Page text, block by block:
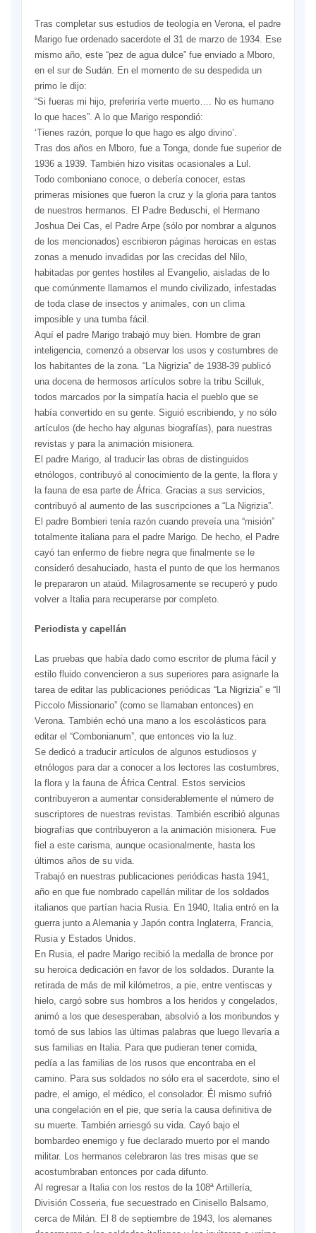
Tras completar sus estudios de teología en Verona, el padre
Marigo fue ordenado sacerdote el 31 de marzo de 1934. Ese
mismo año, este “pez de agua dulce” fue enviado a Mboro,
en el sur de Sudán. En el momento de su despedida un
primo le dijo:
“Si fueras mi hijo, preferiría verte muerto…. No es humano
lo que haces”. A lo que Marigo respondió:
‘Tienes razón, porque lo que hago es algo divino’.
Tras dos años en Mboro, fue a Tonga, donde fue superior de
1936 a 1939. También hizo visitas ocasionales a Lul.
Todo comboniano conoce, o debería conocer, estas
primeras misiones que fueron la cruz y la gloria para tantos
de nuestros hermanos. El Padre Beduschi, el Hermano
Joshua Dei Cas, el Padre Arpe (sólo por nombrar a algunos
de los mencionados) escribieron páginas heroicas en estas
zonas a menudo invadidas por las crecidas del Nilo,
habitadas por gentes hostiles al Evangelio, aisladas de lo
que comúnmente llamamos el mundo civilizado, infestadas
de toda clase de insectos y animales, con un clima
imposible y una tumba fácil.
Aquí el padre Marigo trabajó muy bien. Hombre de gran
inteligencia, comenzó a observar los usos y costumbres de
los habitantes de la zona. “La Nigrizia” de 1938-39 publicó
una docena de hermosos artículos sobre la tribu Scilluk,
todos marcados por la simpatía hacia el pueblo que se
había convertido en su gente. Siguió escribiendo, y no sólo
artículos (de hecho hay algunas biografías), para nuestras
revistas y para la animación misionera.
El padre Marigo, al traducir las obras de distinguidos
etnólogos, contribuyó al conocimiento de la gente, la flora y
la fauna de esa parte de África. Gracias a sus servicios,
contribuyó al aumento de las suscripciones a “La Nigrizia”.
El padre Bombieri tenía razón cuando preveía una “misión”
totalmente italiana para el padre Marigo. De hecho, el Padre
cayó tan enfermo de fiebre negra que finalmente se le
consideró desahuciado, hasta el punto de que los hermanos
le prepararon un ataúd. Milagrosamente se recuperó y pudo
volver a Italia para recuperarse por completo.
Periodista y capellán
Las pruebas que había dado como escritor de pluma fácil y
estilo fluido convencieron a sus superiores para asignarle la
tarea de editar las publicaciones periódicas “La Nigrizia” e “Il
Piccolo Missionario” (como se llamaban entonces) en
Verona. También echó una mano a los escolásticos para
editar el “Combonianum”, que entonces vio la luz.
Se dedicó a traducir artículos de algunos estudiosos y
etnólogos para dar a conocer a los lectores las costumbres,
la flora y la fauna de África Central. Estos servicios
contribuyeron a aumentar considerablemente el número de
suscriptores de nuestras revistas. También escribió algunas
biografías que contribuyeron a la animación misionera. Fue
fiel a este carisma, aunque ocasionalmente, hasta los
últimos años de su vida.
Trabajó en nuestras publicaciones periódicas hasta 1941,
año en que fue nombrado capellán militar de los soldados
italianos que partían hacia Rusia. En 1940, Italia entró en la
guerra junto a Alemania y Japón contra Inglaterra, Francia,
Rusia y Estados Unidos.
En Rusia, el padre Marigo recibió la medalla de bronce por
su heroica dedicación en favor de los soldados. Durante la
retirada de más de mil kilómetros, a pie, entre ventiscas y
hielo, cargó sobre sus hombros a los heridos y congelados,
animó a los que desesperaban, absolvió a los moribundos y
tomó de sus labios las últimas palabras que luego llevaría a
sus familias en Italia. Para que pudieran tener comida,
pedía a las familias de los rusos que encontraba en el
camino. Para sus soldados no sólo era el sacerdote, sino el
padre, el amigo, el médico, el consolador. Él mismo sufrió
una congelación en el pie, que sería la causa definitiva de
su muerte. También arriesgó su vida. Cayó bajo el
bombardeo enemigo y fue declarado muerto por el mando
militar. Los hermanos celebraron las tres misas que se
acostumbraban entonces por cada difunto.
Al regresar a Italia con los restos de la 108ª Artillería,
División Cosseria, fue secuestrado en Cinisello Balsamo,
cerca de Milán. El 8 de septiembre de 1943, los alemanes